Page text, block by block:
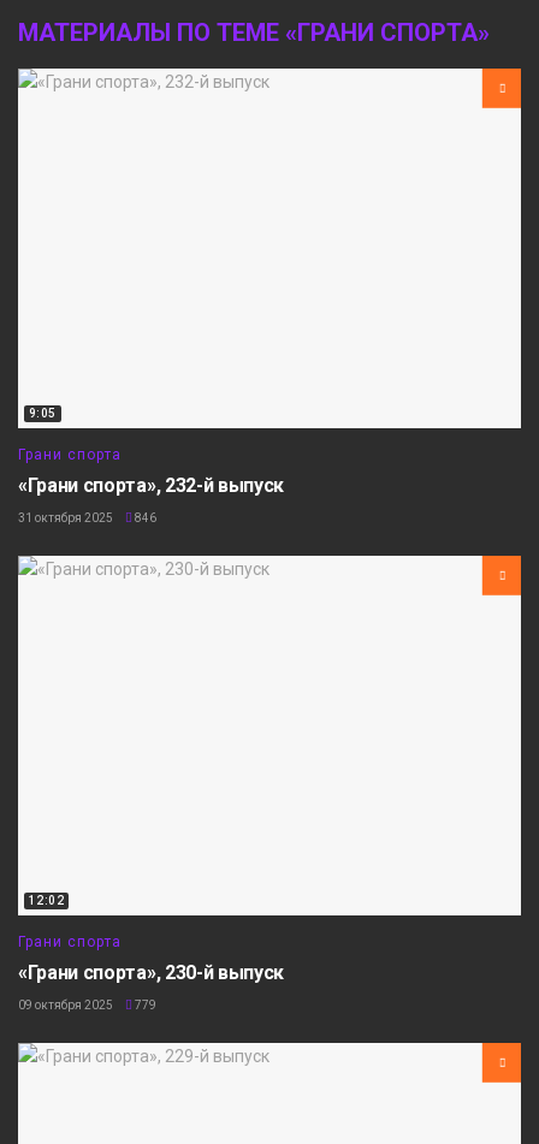
МАТЕРИАЛЫ ПО ТЕМЕ «ГРАНИ СПОРТА»
9:05
Грани спорта
«Грани спорта», 232-й выпуск
31 октября 2025 846
12:02
Грани спорта
«Грани спорта», 230-й выпуск
09 октября 2025 779